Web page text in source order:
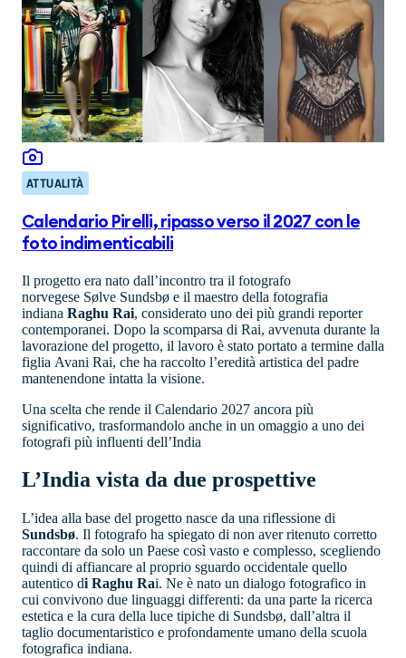
ATTUALITÀ
Calendario Pirelli, ripasso verso il 2027 con le
foto indimenticabili
Il progetto era nato dall’incontro tra il fotografo
norvegese Sølve Sundsbø e il maestro della fotografia
indiana Raghu Rai, considerato uno dei più grandi reporter
contemporanei. Dopo la scomparsa di Rai, avvenuta durante la
lavorazione del progetto, il lavoro è stato portato a termine dalla
figlia Avani Rai, che ha raccolto l’eredità artistica del padre
mantenendone intatta la visione.
Una scelta che rende il Calendario 2027 ancora più
significativo, trasformandolo anche in un omaggio a uno dei
fotografi più influenti dell’India
L’India vista da due prospettive
L’idea alla base del progetto nasce da una riflessione di
Sundsbø. Il fotografo ha spiegato di non aver ritenuto corretto
raccontare da solo un Paese così vasto e complesso, scegliendo
quindi di affiancare al proprio sguardo occidentale quello
autentico di Raghu Rai. Ne è nato un dialogo fotografico in
cui convivono due linguaggi differenti: da una parte la ricerca
estetica e la cura della luce tipiche di Sundsbø, dall’altra il
taglio documentaristico e profondamente umano della scuola
fotografica indiana.